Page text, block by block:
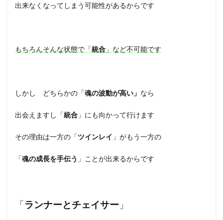
出来なくなってしまう可能性があるからです
もちろんそんな状態で「統合 」など不可能です
しかし どちらかの「魂の波動が高い」 なら
出会えますし「統合 」にも向かって行けます
その理由は一方の「ツインレイ 」がもう一方の
「魂の成長を手伝う 」ことが出来るからです
「ランナーとチェイサー 」